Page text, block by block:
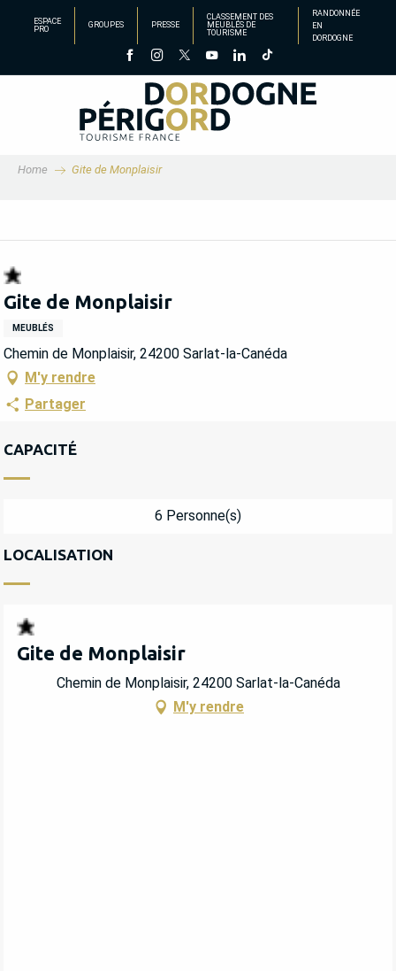
principal
ESPACE
PRO
GROUPES PRESSE
CLASSEMENT DES
MEUBLÉS DE
TOURISME
RANDONNÉE
EN
DORDOGNE
Home Gite de Monplaisir
Gite de Monplaisir
MEUBLÉS
Chemin de Monplaisir, 24200 Sarlat-la-Canéda
M'y rendre
Partager
CAPACITÉ
6 Personne(s)
LOCALISATION
Gite de Monplaisir
Chemin de Monplaisir, 24200 Sarlat-la-Canéda
M'y rendre